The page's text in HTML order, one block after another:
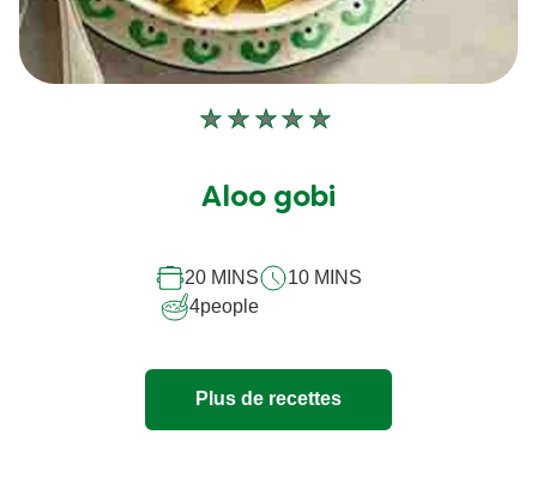
Aucune
soumise
recipe
Aloo gobi
20 MINS
10 MINS
4people
Plus de recettes